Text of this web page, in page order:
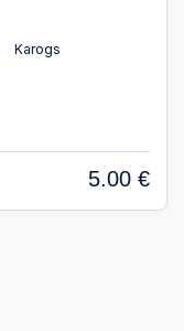
Karogs
5.00 €